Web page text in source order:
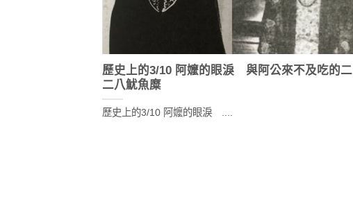
歷史上的3/10 阿嬤的眼淚 與阿公來不及吃的二
二八魷魚糜
歷史上的3/10 阿嬤的眼淚 ....